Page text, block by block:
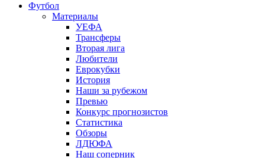
Футбол
Материалы
УЕФА
Трансферы
Вторая лига
Любители
Еврокубки
История
Наши за рубежом
Превью
Конкурс прогнозистов
Статистика
Обзоры
ЛДЮФА
Наш соперник